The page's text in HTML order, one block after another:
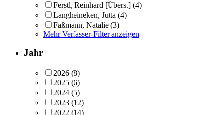
Ferstl, Reinhard [Übers.] (4)
Langheineken, Jutta (4)
Faßmann, Natalie (3)
Mehr Verfasser-Filter anzeigen
Jahr
2026 (8)
2025 (6)
2024 (5)
2023 (12)
2022 (14)